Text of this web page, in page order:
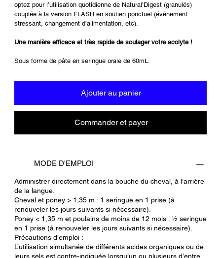
optez pour l’utilisation quotidienne de Natural’Digest (granulés)
couplée à la version FLASH en soutien ponctuel (évènement
stressant, changement d’alimentation, etc).
Une manière efficace et très rapide de soulager votre acolyte !
Sous forme de pâte en seringue orale de 60mL.
Ajouter au panier
Commander et payer
MODE D'EMPLOI
Administrer directement dans la bouche du cheval, à l’arrière
de la langue.
Cheval et poney > 1,35 m : 1 seringue en 1 prise (à
renouveler les jours suivants si nécessaire).
Poney < 1,35 m et poulains de moins de 12 mois : ½ seringue
en 1 prise (à renouveler les jours suivants si nécessaire).
Précautions d’emploi :
L’utilisation simultanée de différents acides organiques ou de
leurs sels est contre-indiquée lorsqu’un ou plusieurs d’entre